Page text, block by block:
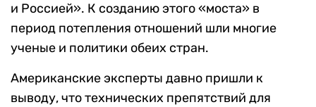
и Россией». К созданию этого «моста» в
период потепления отношений шли многие
ученые и политики обеих стран.
Американские эксперты давно пришли к
выводу, что технических препятствий для